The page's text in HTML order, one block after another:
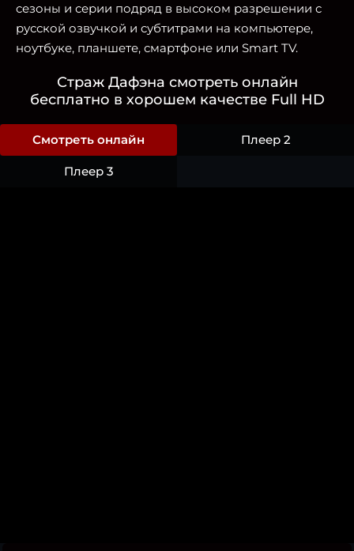
сезоны и серии подряд в высоком разрешении с
русской озвучкой и субтитрами на компьютере,
ноутбуке, планшете, смартфоне или Smart TV.
Страж Дафэна смотреть онлайн
бесплатно в хорошем качестве Full HD
Смотреть онлайн Плеер 2
Плеер 3